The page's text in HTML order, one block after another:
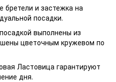
бретели и застежка на
посадки.
выполнены из
цветочным кружевом по
Ластовица гарантируют
дня.